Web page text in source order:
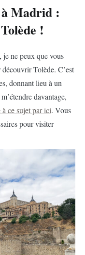
Madrid :
!
je ne peux que vous
Tolède. C’est
donnant lieu à un
davantage,
ce sujet par ici. Vous
pour visiter